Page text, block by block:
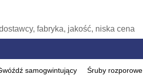
fabryka, jakość, niska cena
samogwintujący Śruby rozporowe